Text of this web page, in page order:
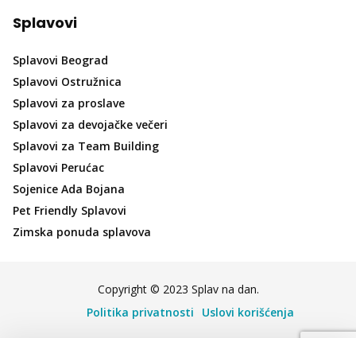
Splavovi
Splavovi Beograd
Splavovi Ostružnica
Splavovi za proslave
Splavovi za devojačke večeri
Splavovi za Team Building
Splavovi Perućac
Sojenice Ada Bojana
Pet Friendly Splavovi
Zimska ponuda splavova
Copyright © 2023 Splav na dan.
Politika privatnosti
Uslovi korišćenja